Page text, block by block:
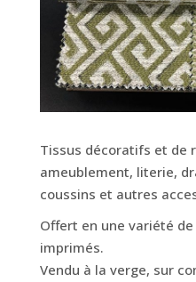
Tissus décoratifs et de
ameublement, literie,
coussins et autres
Offert en une variété
imprimés.
Vendu à la verge, sur